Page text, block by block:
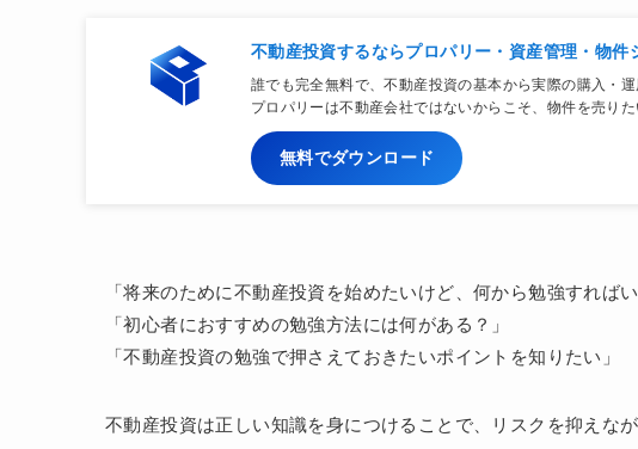
不動産投資するならプロパリー・資産管理・物件
誰でも完全無料で、不動産投資の基本から実際の購入・
プロパリーは不動産会社ではないからこそ、物件を売り
無料でダウンロード
「将来のために不動産投資を始めたいけど、何から勉強すれば
「初心者におすすめの勉強方法には何がある？」
「不動産投資の勉強で押さえておきたいポイントを知りたい」
不動産投資は正しい知識を身につけることで、リスクを抑えな